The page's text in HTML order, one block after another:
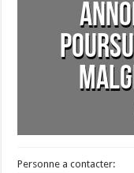
Personne a contacter: